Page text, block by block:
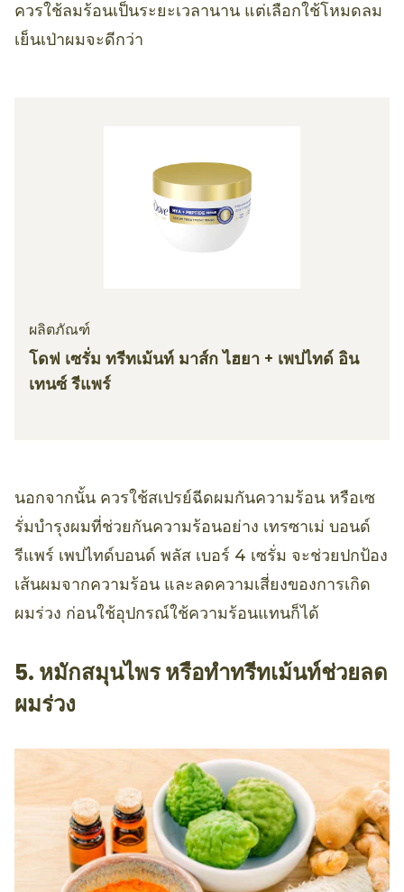
ควรใช้ลมร้อนเป็นระยะเวลานาน แต่เลือกใช้โหมดลม
เย็นเป่าผมจะดีกว่า
ผลิตภัณฑ์
โดฟ เซรั่ม ทรีทเม้นท์ มาส์ก ไฮยา + เพปไทด์ อิน
เทนซ์ รีแพร์
นอกจากนั้น ควรใช้สเปรย์ฉีดผมกันความร้อน หรือเซ
รั่มบำรุงผมที่ช่วยกันความร้อนอย่าง เทรซาเม่ บอนด์
รีแพร์ เพปไทด์บอนด์ พลัส เบอร์ 4 เซรั่ม จะช่วยปกป้อง
เส้นผมจากความร้อน และลดความเสี่ยงของการเกิด
ผมร่วง ก่อนใช้อุปกรณ์ใช้ความร้อนแทนก็ได้
5. หมักสมุนไพร หรือทำทรีทเม้นท์ช่วยลด
ผมร่วง